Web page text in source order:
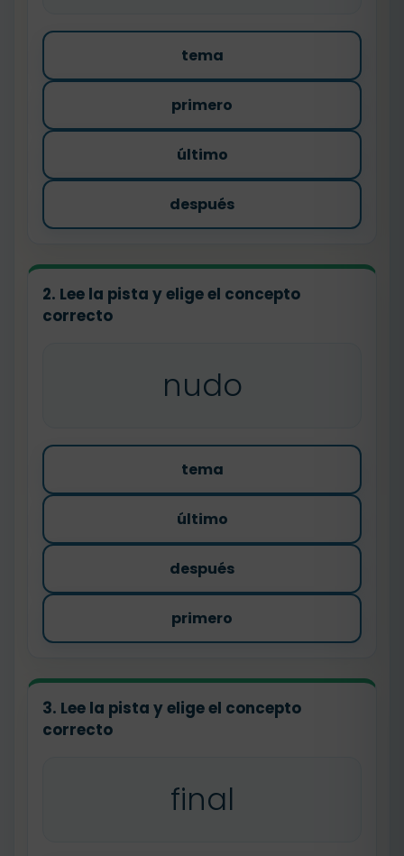
tema
primero
último
después
2. Lee la pista y elige el concepto
correcto
nudo
tema
último
después
primero
3. Lee la pista y elige el concepto
correcto
final